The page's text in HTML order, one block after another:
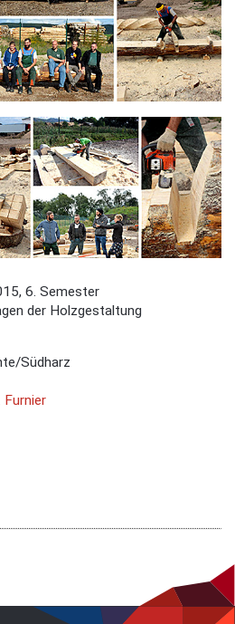
6. Semester
der Holzgestaltung
Südharz